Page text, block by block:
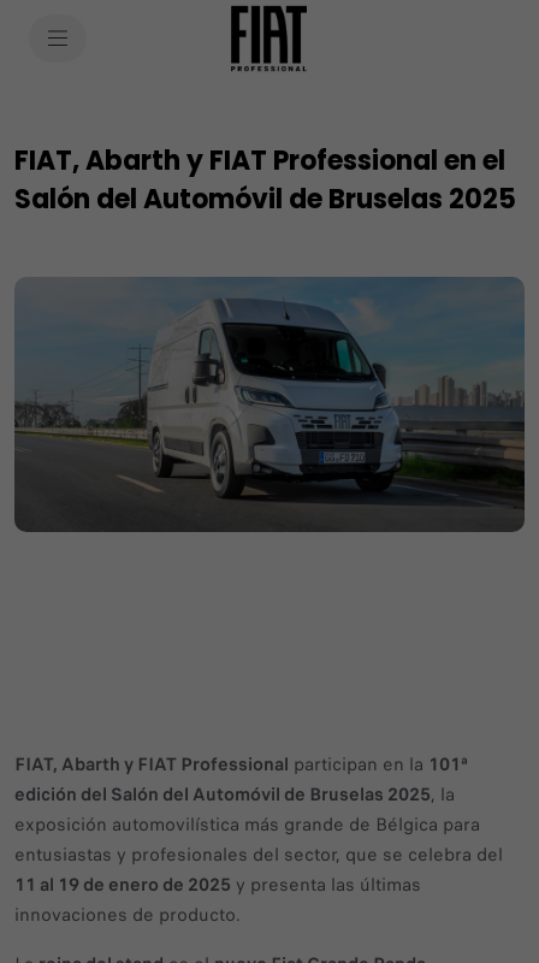
FIAT, Abarth y FIAT Professional en el
Salón del Automóvil de Bruselas 2025
FIAT, Abarth y FIAT Professional participan en la 101ª
edición del Salón del Automóvil de Bruselas 2025, la
exposición automovilística más grande de Bélgica para
entusiastas y profesionales del sector, que se celebra del
11 al 19 de enero de 2025 y presenta las últimas
innovaciones de producto.